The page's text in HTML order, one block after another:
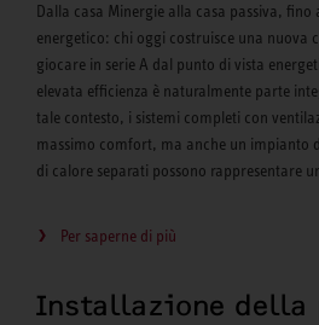
Dalla casa Minergie alla casa passiva, fino
energetico: chi oggi costruisce una nuova
giocare in serie A dal punto di vista
elevata efficienza è naturalmente parte
tale contesto, i sistemi completi con
massimo comfort, ma anche un impianto
di calore separati possono rappresentare
Per saperne di più
Installazione della